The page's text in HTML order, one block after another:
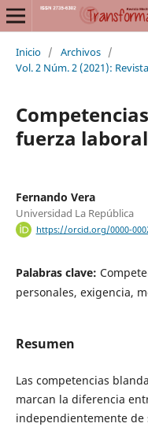
Inicio / Archivos /
Vol. 2 Núm. 2 (2021):
fuerza
Fernando Vera
Universidad La República
https://orcid.org/0000-
Palabras clave:
personales, exigencia,
Resumen
Las competencias
marcan la diferencia
independientemente